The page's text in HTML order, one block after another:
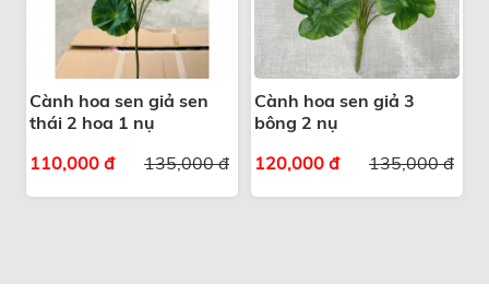
Cành hoa sen giả sen
thái 2 hoa 1 nụ
135,000 đ
110,000 đ
Cành hoa sen giả 3
bông 2 nụ
135,000 đ
120,000 đ